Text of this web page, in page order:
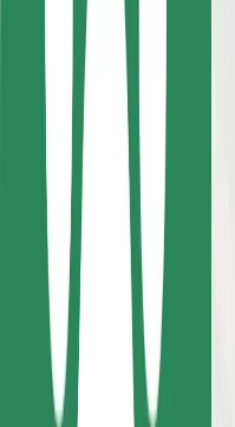
Súgó
Utasoknak
Sofőröknek
Ételfutároknak
Bolt Food
Flottapartnereknek
Éttermeknek
Bolt for Business
Egyéb
Beszállítók